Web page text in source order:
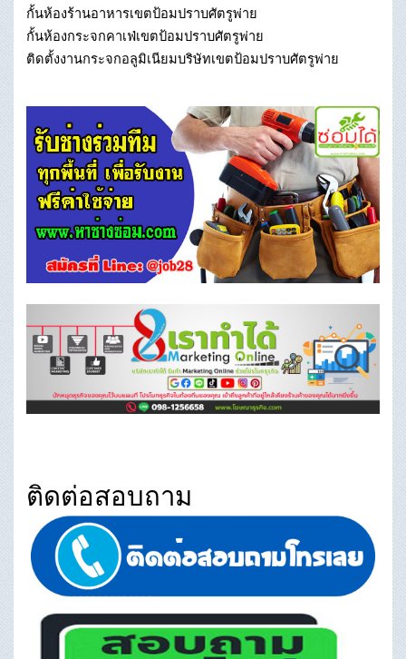
กั้นห้องร้านอาหารเขตป้อมปราบศัตรูพ่าย
กั้นห้องกระจกคาเฟ่เขตป้อมปราบศัตรูพ่าย
ติดตั้งงานกระจกอลูมิเนียมบริษัทเขตป้อมปราบศัตรูพ่าย
ติดต่อสอบถาม